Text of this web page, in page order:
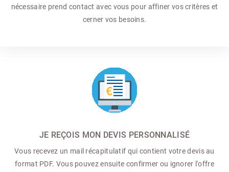
nécessaire prend contact avec vous pour affiner vos critères et
cerner vos besoins.
JE REÇOIS MON DEVIS PERSONNALISÉ
Vous recevez un mail récapitulatif qui contient votre devis au
format PDF. Vous pouvez ensuite confirmer ou ignorer l'offre